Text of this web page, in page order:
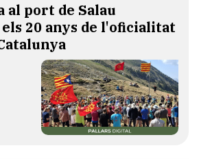
al port de Salau
20 anys de l'oficialitat